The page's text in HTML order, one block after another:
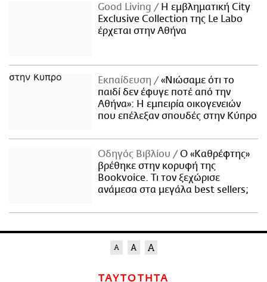
Good Living
Η εμβληματική City
Exclusive Collection της Le Labo
έρχεται στην Αθήνα
Εκπαίδευση
«Νιώσαμε ότι το
παιδί δεν έφυγε ποτέ από την
Αθήνα»: Η εμπειρία οικογενειών
που επέλεξαν σπουδές στην Κύπρο
Οδηγός Βιβλίου
Ο «Καθρέφτης»
βρέθηκε στην κορυφή της
Bookvoice. Τι τον ξεχώρισε
ανάμεσα στα μεγάλα best sellers;
ΤΑΥΤΟΤΗΤΑ